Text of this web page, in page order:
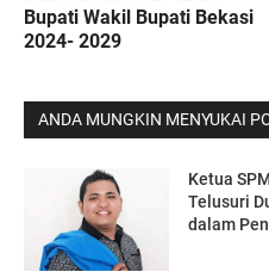
Bupati Wakil Bupati Bekasi
2024- 2029
ANDA MUNGKIN MENYUKAI
Ketua
Telusuri
dalam